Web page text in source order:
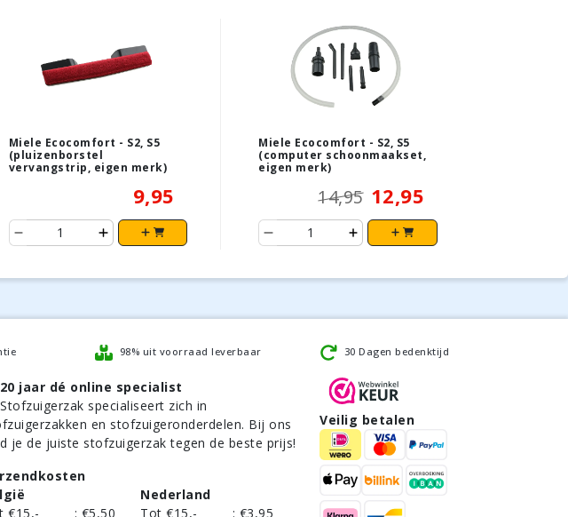
Miele Ecocomfort - S2, S5
(pluizenborstel
vervangstrip, eigen merk)
9,95
Miele Ecocomfort - S2, S5
(computer schoonmaakset,
eigen merk)
14,95 12,95
98% uit voorraad leverbaar 30 Dagen bedenktijd
jaar dé online specialist
specialiseert zich in
en stofzuigeronderdelen. Bij ons
je de juiste stofzuigerzak tegen de beste prijs!
€15,-
: €5,50
Nederland
Tot €15,-
: €3,95
Veilig betalen